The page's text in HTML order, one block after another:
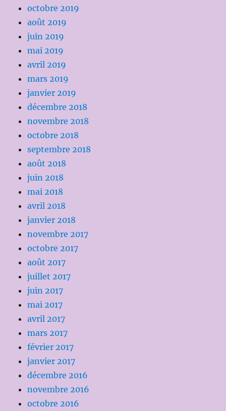
octobre 2019
août 2019
juin 2019
mai 2019
avril 2019
mars 2019
janvier 2019
décembre 2018
novembre 2018
octobre 2018
septembre 2018
août 2018
juin 2018
mai 2018
avril 2018
janvier 2018
novembre 2017
octobre 2017
août 2017
juillet 2017
juin 2017
mai 2017
avril 2017
mars 2017
février 2017
janvier 2017
décembre 2016
novembre 2016
octobre 2016